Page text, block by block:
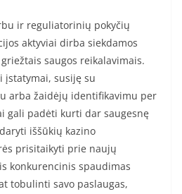
ir reguliatorinių pokyčių
aktyviai dirba siekdamos
saugos reikalavimais.
įstatymai, susiję su
arba žaidėjų identifikavimu per
gali padėti kurti dar saugesnę
iššūkių kazino
prisitaikyti prie naujų
konkurencinis spaudimas
tobulinti savo paslaugas,